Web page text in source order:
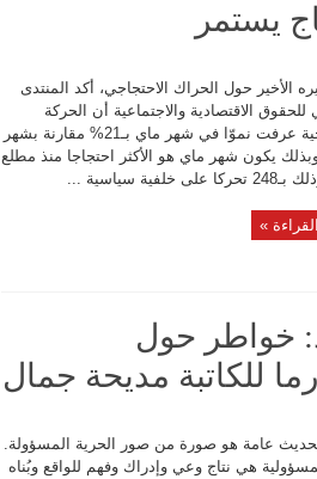
يستمر
الأخير حول الحراك الاحتجاجي، أكد المنتدى
للحقوق الاقتصادية والاجتماعية أن الحركة
الاحتجاجية عرفت نموّا في شهر ماي بـ21% مقارنة بشهر
يكون شهر ماي هو الأكثر احتجاجا منذ مطلع
خلفية سياسية ...
»
خواطر حول
للكاتبة مديحة جمال
عامة هو صورة من صور الحرية المسؤولة.
هي نتاج وعي وإدراك وفهم للواقع وبُناه